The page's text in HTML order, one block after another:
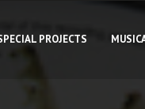
PROJECTS